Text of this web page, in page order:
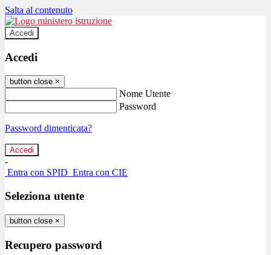
Salta al contenuto
Accedi
Accedi
button close ×
Nome Utente
Password
Password dimenticata?
-
Entra con SPID Entra con CIE
Seleziona utente
button close ×
Recupero password